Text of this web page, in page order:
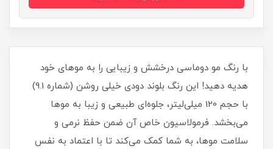
با رنگ مو دوماسی درخشش و زیبایی را به موهای خود
هدیه دهید! این رنگ بلوند دودی خیلی روشن (شماره 9.1)
با حجم 120 میلی‌لیتر، جلوه‌ای طبیعی و زیبا به موها
می‌بخشد. فرمولاسیون خاص آن ضمن حفظ نرمی و
سلامت موها، به شما کمک می‌کند تا با اعتماد به نفس